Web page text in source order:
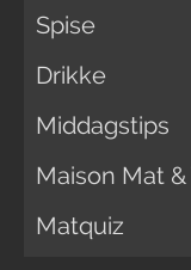
Spise
Drikke
Middagstips
Maison Mat &
Matquiz